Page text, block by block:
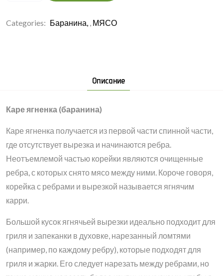
замороженная
quantity
Categories: Баранина , МЯСО
Описание
Каре ягненка (баранина)
Каре ягненка получается из первой части спинной части,
где отсутствует вырезка и начинаются ребра.
Неотъемлемой частью корейки являются очищенные
ребра, с которых снято мясо между ними. Короче говоря,
корейка с ребрами и вырезкой называется ягнячим
карри.
Большой кусок ягнячьей вырезки идеально подходит для
гриля и запеканки в духовке, нарезанный ломтями
(например, по каждому ребру), которые подходят для
гриля и жарки. Его следует нарезать между ребрами, но